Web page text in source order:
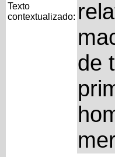
Texto
contextualizado:
de